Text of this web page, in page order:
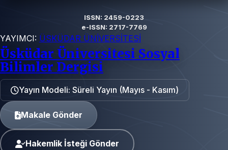
ISSN: 2459-0223
e-ISSN: 2717-7769
YAYIMCI: ÜSKÜDAR ÜNİVERSİTESİ
Üsküdar Üniversitesi Sosyal
Bilimler Dergisi
Yayın Modeli: Süreli Yayın (Mayıs - Kasım)
Makale Gönder
Hakemlik İsteği Gönder